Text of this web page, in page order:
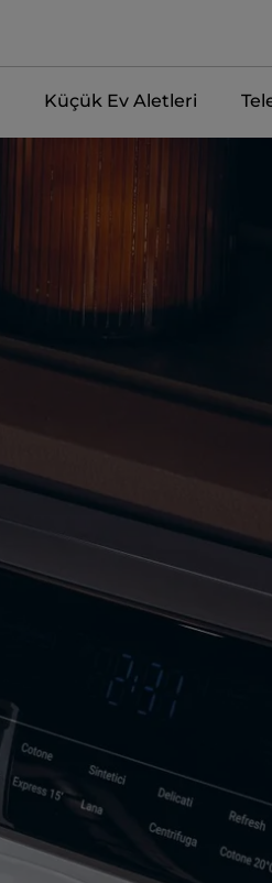
Küçük Ev Aletleri